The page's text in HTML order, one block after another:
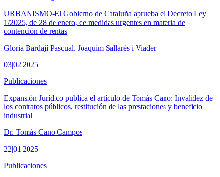
URBANISMO-El Gobierno de Cataluña aprueba el Decreto Ley
1/2025, de 28 de enero, de medidas urgentes en materia de
contención de rentas
Gloria Bardají Pascual, Joaquim Sallarès i Viader
03|02|2025
Publicaciones
Expansión Jurídico publica el artículo de Tomás Cano: Invalidez de
los contratos públicos, restitución de las prestaciones y beneficio
industrial
Dr. Tomás Cano Campos
22|01|2025
Publicaciones